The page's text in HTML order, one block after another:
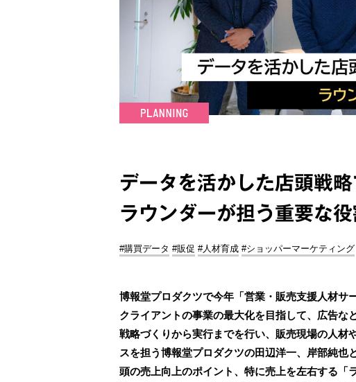
データを活かした店頭戦
ラウンダーが担う重要な役
#購買データ #販促 #人材育成 #ショッパーマーケティング
博報堂プロダクツで今年「営業・販売支援人材サ
クライアントの事業の最大化を目指して、広告な
戦略づくりから実行までを行い、販売現場の人材
スを担う博報堂プロダクツの田辺洋一、岸部純也
頭の売上向上のポイント、特に売上を左右する「